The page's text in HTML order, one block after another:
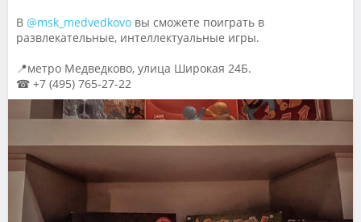
В @msk_medvedkovo вы сможете поиграть в
развлекательные, интеллектуальные игры.
📍метро Медведково, улица Широкая 24Б.
☎ +7 (495) 765-27-22